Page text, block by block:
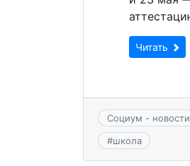
Читать
Социум -
#школа